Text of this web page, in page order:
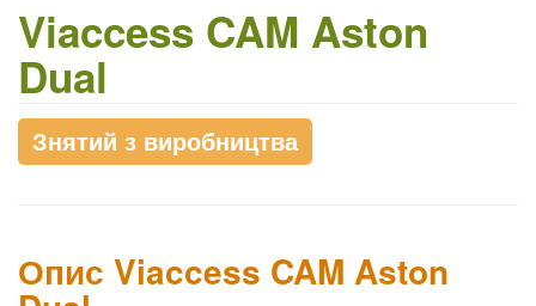
Viaccess CAM Aston
Dual
Знятий з виробництва
Опис Viaccess CAM Aston